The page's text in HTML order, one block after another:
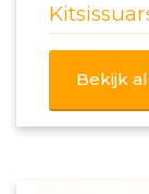
Bekijk